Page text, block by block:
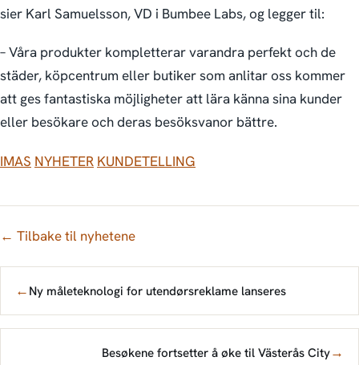
sier Karl Samuelsson, VD i Bumbee Labs, og legger til:
– Våra produkter kompletterar varandra perfekt och de
städer, köpcentrum eller butiker som anlitar oss kommer
att ges fantastiska möjligheter att lära känna sina kunder
eller besökare och deras besöksvanor bättre.
IMAS NYHETER KUNDETELLING
← Tilbake til nyhetene
← Ny måleteknologi for utendørsreklame lanseres
Besøkene fortsetter å øke til Västerås City→